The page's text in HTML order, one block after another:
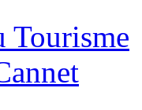
Tourisme